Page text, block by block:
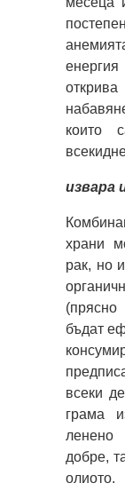
които
извара
храни
рак, но
бъдат
всеки
грама
ленено
добре,